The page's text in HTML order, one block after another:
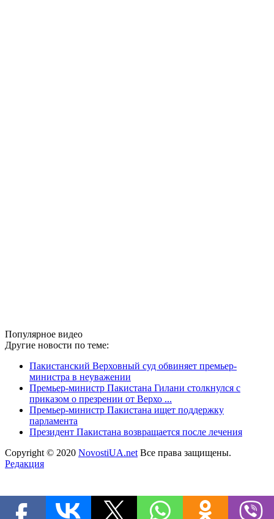
Популярное видео
Другие новости по теме:
Пакистанский Верховный суд обвиняет премьер-
министра в неуважении
Премьер-министр Пакистана Гилани столкнулся с
приказом о презрении от Верхо ...
Премьер-министр Пакистана ищет поддержку
парламента
Президент Пакистана возвращается после лечения
Copyright © 2020 NovostiUA.net Все права защищены.
Редакция